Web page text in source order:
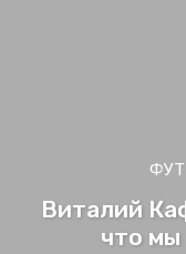
Виталий
что мы